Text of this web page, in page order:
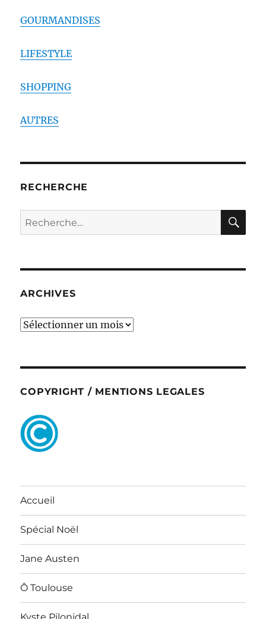
GOURMANDISES
LIFESTYLE
SHOPPING
AUTRES
RECHERCHE
Recherche
pour :
ARCHIVES
ARCHIVES
COPYRIGHT / MENTIONS LEGALES
Accueil
Spécial Noël
Jane Austen
Ô Toulouse